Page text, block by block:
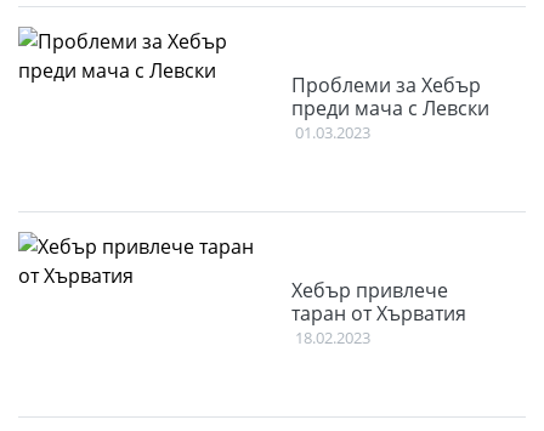
Проблеми за Хебър
преди мача с Левски
01.03.2023
Хебър привлече
таран от Хърватия
18.02.2023